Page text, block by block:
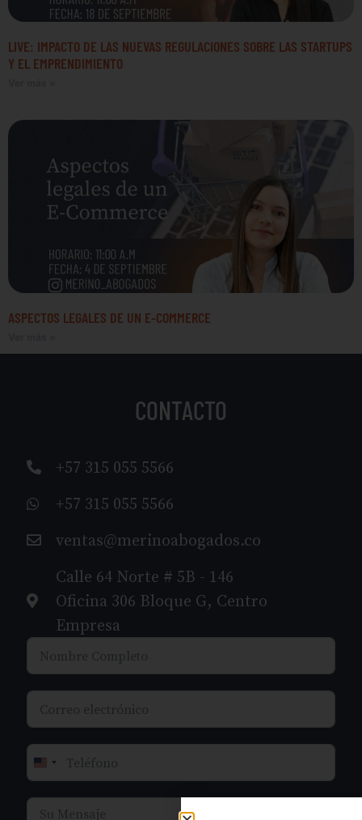
LIVE: IMPACTO DE LAS NUEVAS REGULACIONES SOBRE LAS STARTUPS
Y EL EMPRENDIMIENTO
ASPECTOS LEGALES DE UN E-COMMERCE
CONTACTO
+57 315 055 5566
+57 315 055 5566
ventas@merinoabogados.co
Calle 64 Norte # 5B - 146
Oficina 306 Bloque G, Centro
Empresa
United States +1